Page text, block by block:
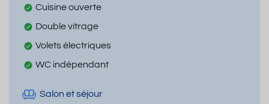
Cuisine ouverte
Double vitrage
Volets électriques
WC indépendant
Salon et séjour